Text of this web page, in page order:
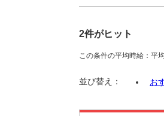
2件がヒット
この条件の平均時給：平
並び替え： お